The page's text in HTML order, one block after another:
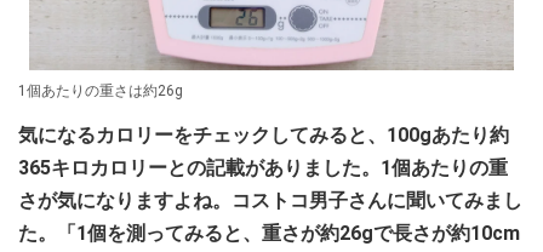
1個あたりの重さは約26g
気になるカロリーをチェックしてみると、100gあたり約
365キロカロリーとの記載がありました。1個あたりの重
さが気になりますよね。コストコ男子さんに聞いてみまし
た。「1個を測ってみると、重さが約26gで長さが約10cm